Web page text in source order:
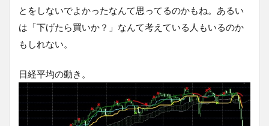
とをしないでよかったなんて思ってるのかもね。あるい
は「下げたら買いか？」なんて考えている人もいるのか
もしれない。
日経平均の動き。